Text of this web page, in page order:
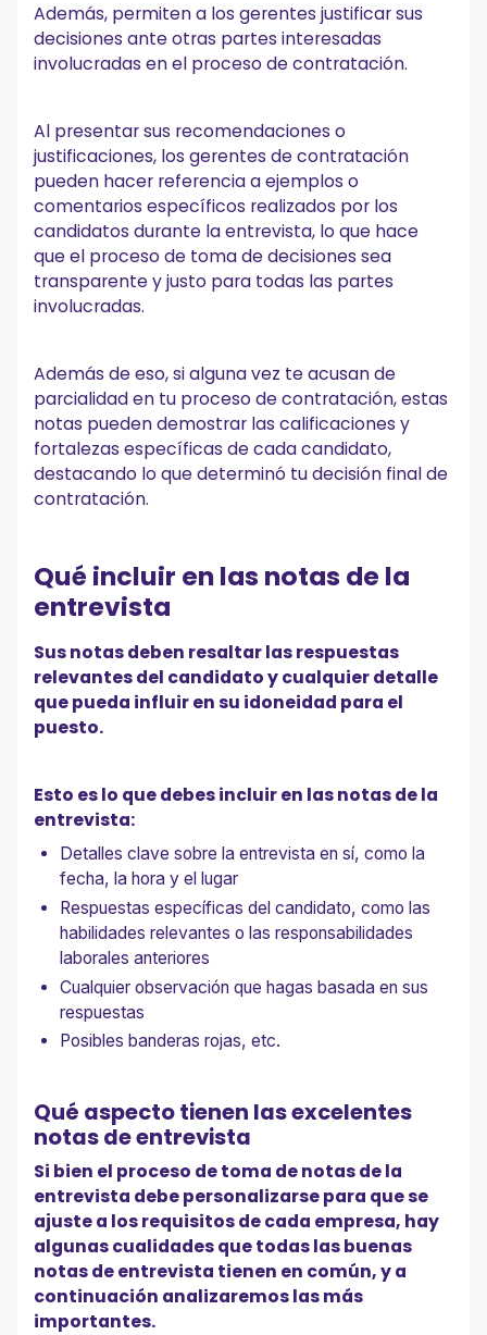
Además, permiten a los gerentes justificar sus
decisiones ante otras partes interesadas
involucradas en el proceso de contratación.
Al presentar sus recomendaciones o
justificaciones, los gerentes de contratación
pueden hacer referencia a ejemplos o
comentarios específicos realizados por los
candidatos durante la entrevista, lo que hace
que el proceso de toma de decisiones sea
transparente y justo para todas las partes
involucradas.
Además de eso, si alguna vez te acusan de
parcialidad en tu proceso de contratación, estas
notas pueden demostrar las calificaciones y
fortalezas específicas de cada candidato,
destacando lo que determinó tu decisión final de
contratación.
Qué incluir en las notas de la
entrevista
Sus notas deben resaltar las respuestas
relevantes del candidato y cualquier detalle
que pueda influir en su idoneidad para el
puesto.
Esto es lo que debes incluir en las notas de la
entrevista:
Detalles clave sobre la entrevista en sí, como la
fecha, la hora y el lugar
Respuestas específicas del candidato, como las
habilidades relevantes o las responsabilidades
laborales anteriores
Cualquier observación que hagas basada en sus
respuestas
Posibles banderas rojas, etc.
Qué aspecto tienen las excelentes
notas de entrevista
Si bien el proceso de toma de notas de la
entrevista debe personalizarse para que se
ajuste a los requisitos de cada empresa, hay
algunas cualidades que todas las buenas
notas de entrevista tienen en común, y a
continuación analizaremos las más
importantes.